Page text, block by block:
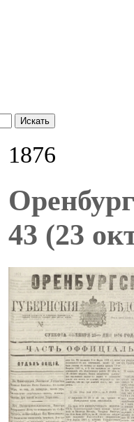
Искать
1876
43 (23